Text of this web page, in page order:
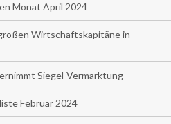
Monat April 2024
Wirtschaftskapitäne in
Siegel-Vermarktung
Februar 2024